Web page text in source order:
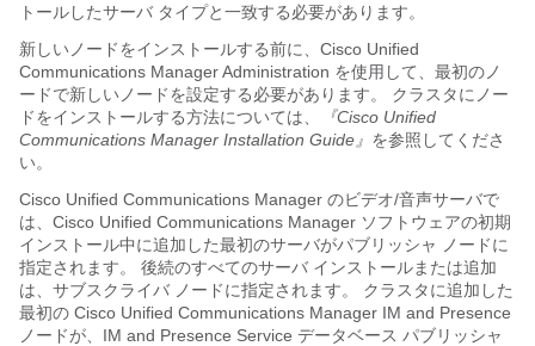
トールしたサーバ タイプと一致する必要があります。
新しいノードをインストールする前に、 Cisco Unified
Communications ManagerAdministration を使用して、最初のノ
ードで新しいノードを設定する必要があります。 クラスタにノー
ドをインストールする方法については、
『Cisco Unified
Communications Manager Installation Guide』 を参照してくださ
い。
Cisco Unified Communications Manager のビデオ/音声サーバで
は、 Cisco Unified Communications Manager ソフトウェアの初期
インストール中に追加した最初のサーバがパブリッシャ ノードに
指定されます。 後続のすべてのサーバ インストールまたは追加
は、サブスクライバ ノードに指定されます。 クラスタに追加した
最初の Cisco Unified Communications Manager IM and Presence
ノードが、 IM and Presence Service データベース パブリッシャ